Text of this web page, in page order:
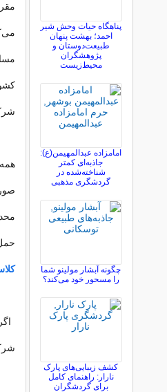
پناهگاه حیات وحش شیر
احمد؛ بهشت پنهان
طبیعت‌دوستان و
پژوهشگران
محیط‌زیست
امامزاده عبدالمهیمن(ع):
جاذبه‌ای کمتر
شناخته‌شده در
گردشگری مذهبی
چگونه آبشار مولینو شما
را مسحور خود می‌کند؟
کشف زیبایی‌های پارک
نارار: راهنمای کامل
برای گردشگران